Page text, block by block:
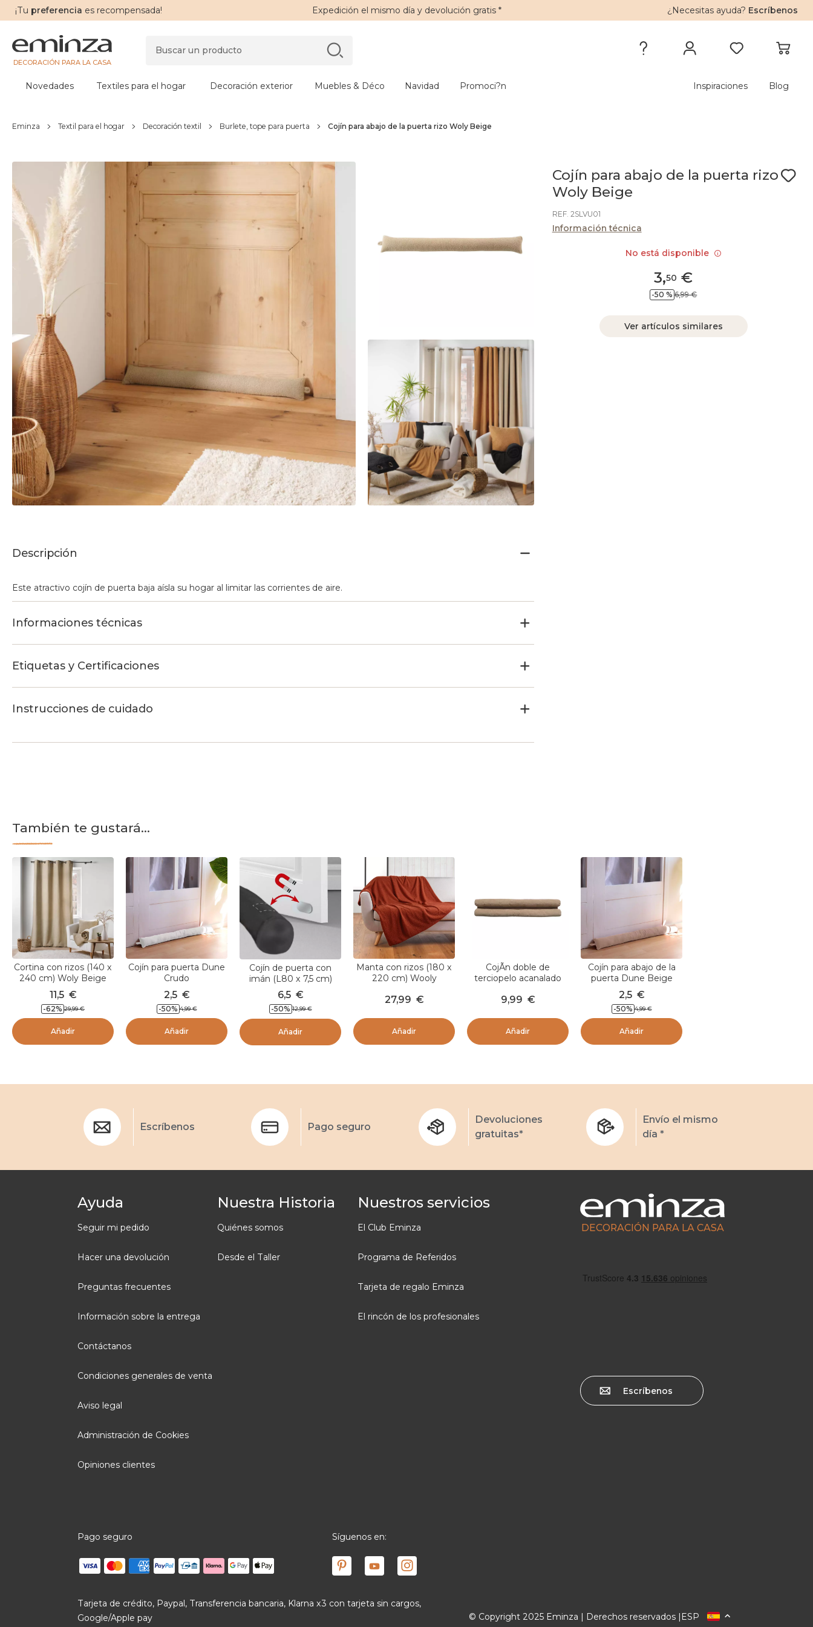
¡Tu preferencia es recompensada! Expedición el mismo día y devolución gratis* ¿Necesitas ayuda? Escríbenos
DECORACIÓN PARA LA CASA
Novedades Textiles para el hogar Decoración exterior Muebles & Déco Navidad Promoci?n Inspiraciones Blog
Eminza Textil para el hogar Decoración textil Burlete, tope para puerta Cojín para abajo de la puerta rizo Woly Beige
Cojín para abajo de la puerta rizo
Woly Beige
REF. 2SLVU01
Información técnica
3,50 €
-50 % 6,99 €
Ver artículos similares
Descripción
Este atractivo cojín de puerta baja aísla su hogar al limitar las corrientes de aire.
Informaciones técnicas
Etiquetas y Certificaciones
Instrucciones de cuidado
También te gustará...
Cortina con rizos (140 x
240 cm) Woly Beige
11,5 €
-62% 29,99 €
Añadir
Cojín para puerta Dune
Crudo
2,5 €
-50% 4,99 €
Añadir
Cojín de puerta con
imán (L80 x 7,5 cm)
Negro
6,5 €
-50% 12,99 €
Añadir
Manta con rizos (180 x
220 cm) Wooly
27,99 €
Añadir
CojÃ­n doble de
terciopelo acanalado
la puerta (80 cm)
9,99 €
Añadir
Cojín para abajo de la
puerta Dune Beige
2,5 €
-50% 4,99 €
Añadir
Escríbenos Pago seguro
Devoluciones
gratuitas*
Envío el mismo
día *
Ayuda
Seguir mi pedido
Hacer una devolución
Preguntas frecuentes
Información sobre la entrega
Contáctanos
Condiciones generales de venta
Aviso legal
Administración de Cookies
Opiniones clientes
Nuestra Historia
Quiénes somos
Desde el Taller
Nuestros servicios
El Club Eminza
Programa de Referidos
Tarjeta de regalo Eminza
El rincón de los profesionales
DECORACIÓN PARA LA CASA
Escríbenos
Pago seguro Síguenos en:
Tarjeta de crédito, Paypal, Transferencia bancaria, Klarna x3 con tarjeta sin cargos,
Google/Apple pay
© Copyright 2025 Eminza | Derechos reservados |
FRANCIA
ESP